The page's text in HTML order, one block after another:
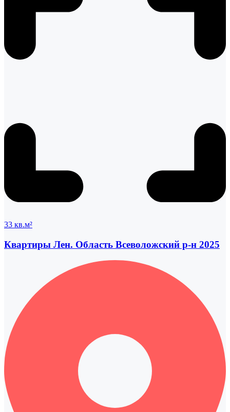
33 кв.м²
Квартиры Лен. Область Всеволожский р-н 2025